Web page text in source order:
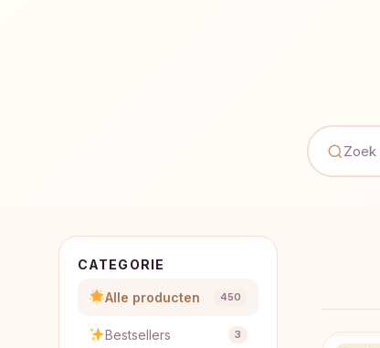
CATEGORIE
Alle producten 450
Bestsellers 3